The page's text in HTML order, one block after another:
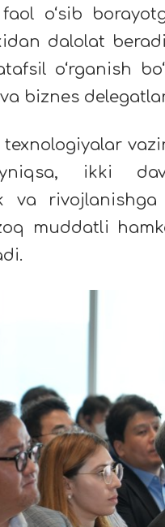
o‘sib
dalolat
o‘rganish
biznes
texnologiyalar
ikki
va
muddatli